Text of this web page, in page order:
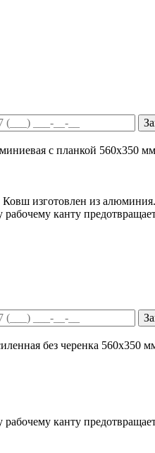
с планкой 560х350 мм
Ковш изготовлен из алюминия.
рабочему канту
без черенка 560х350
рабочему канту